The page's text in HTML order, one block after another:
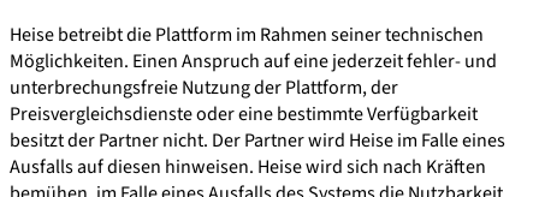
Heise betreibt die Plattform im Rahmen seiner technischen
Möglichkeiten. Einen Anspruch auf eine jederzeit fehler- und
unterbrechungsfreie Nutzung der Plattform, der
Preisvergleichsdienste oder eine bestimmte Verfügbarkeit
besitzt der Partner nicht. Der Partner wird Heise im Falle eines
Ausfalls auf diesen hinweisen. Heise wird sich nach Kräften